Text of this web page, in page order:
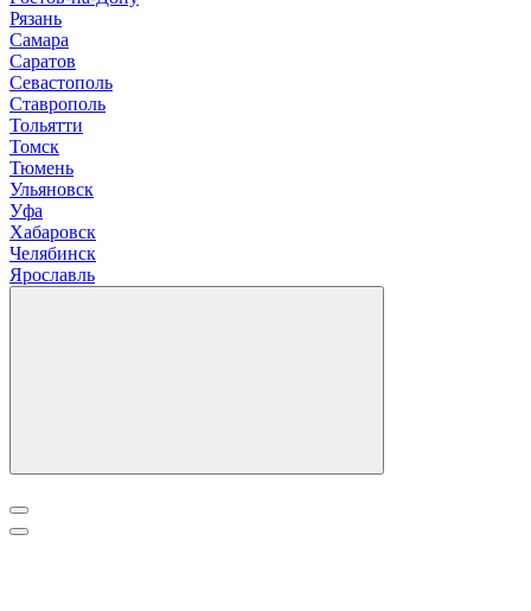
Рязань
Самара
Саратов
Севастополь
Ставрополь
Тольятти
Томск
Тюмень
Ульяновск
Уфа
Хабаровск
Челябинск
Ярославль